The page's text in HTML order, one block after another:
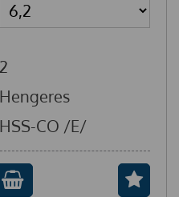
2
Hengeres
HSS-CO /E/